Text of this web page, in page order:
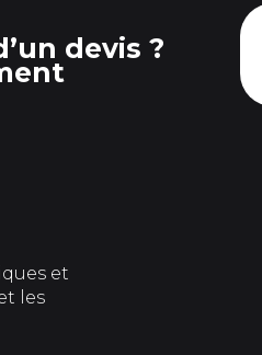
devis ?
et
les